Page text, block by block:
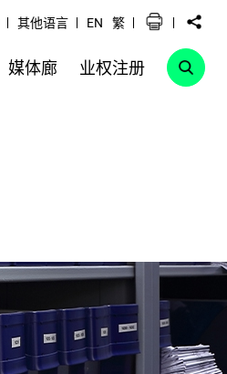
其他语言 EN 繁
媒体廊 业权注册